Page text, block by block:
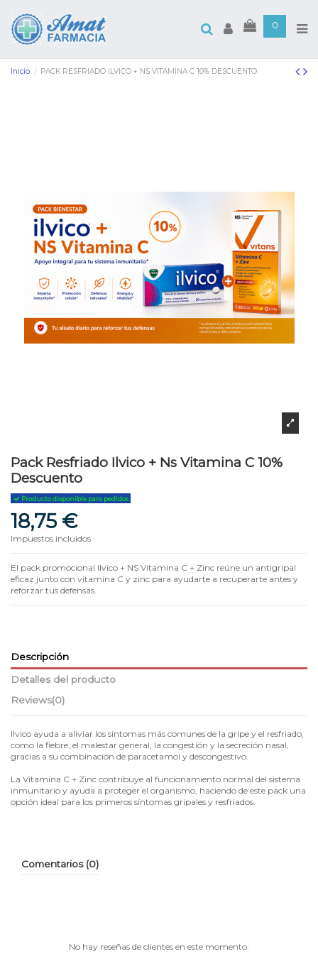
0
Inicio PACK RESFRIADO ILVICO + NS VITAMINA C 10% DESCUENTO
Pack Resfriado Ilvico + Ns Vitamina C 10%
Descuento
Producto disponible para pedidos
18,75 €
Impuestos incluidos
El pack promocional Ilvico + NS Vitamina C + Zinc reúne un antigripal
eficaz junto con vitamina C y zinc para ayudarte a recuperarte antes y
reforzar tus defensas.
Descripción
Detalles del producto
Reviews(0)
Ilvico ayuda a aliviar los síntomas más comunes de la gripe y el resfriado,
como la fiebre, el malestar general, la congestión y la secreción nasal,
gracias a su combinación de paracetamol y descongestivo.
La Vitamina C + Zinc contribuye al funcionamiento normal del sistema
inmunitario y ayuda a proteger el organismo, haciendo de este pack una
opción ideal para los primeros síntomas gripales y resfriados.
Comentarios (0)
No hay reseñas de clientes en este momento.